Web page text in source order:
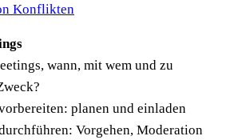
Konflikten
wann, mit wem und zu
planen und einladen
Vorgehen, Moderation